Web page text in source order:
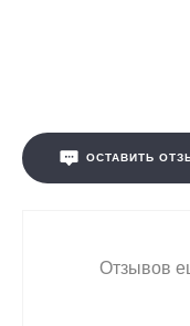
ОСТАВИТЬ
Отзывов